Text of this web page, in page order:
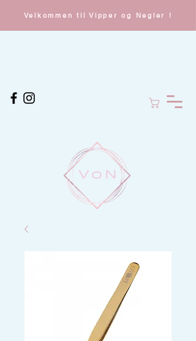
Velkommen til Vipper og Negler !